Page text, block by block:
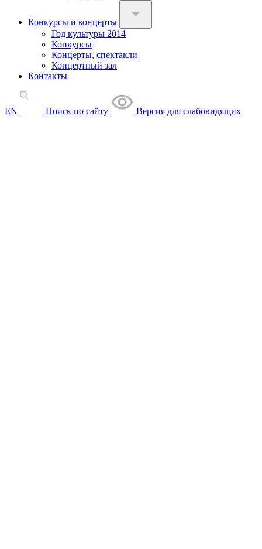
Конкурсы и концерты
Год культуры 2014
Конкурсы
Концерты, спектакли
Концертный зал
Контакты
EN Поиск по сайту Версия для слабовидящих